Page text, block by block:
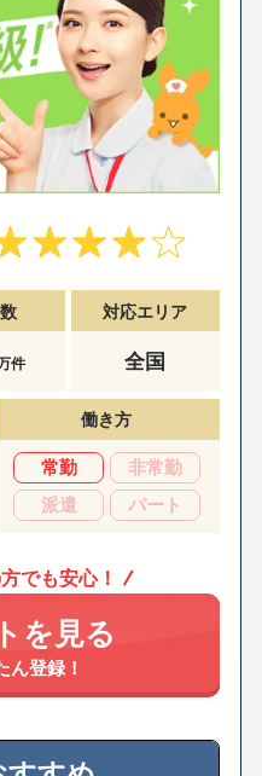
件
対応エリア
全国
働き方
常勤
非常勤
派遣
パート
でも安心！
を見る
ん登録！